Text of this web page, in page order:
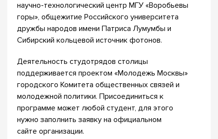
научно-технологический центр МГУ «Воробьевы
горы», общежитие Российского университета
дружбы народов имени Патриса Лумумбы и
Сибирский кольцевой источник фотонов.
Деятельность студотрядов столицы
поддерживается проектом «Молодежь Москвы»
городского Комитета общественных связей и
молодежной политики. Присоединиться к
программе может любой студент, для этого
нужно заполнить заявку на официальном
сайте организации.